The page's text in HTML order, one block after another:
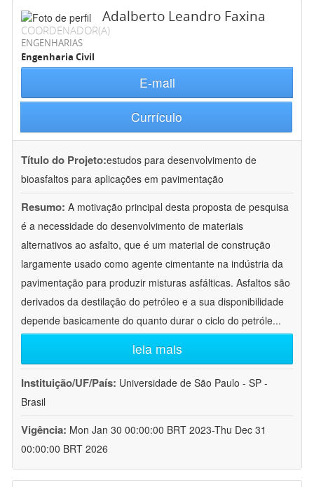
Adalberto Leandro Faxina
COORDENADOR(A)
ENGENHARIAS
Engenharia Civil
E-mail
Currículo
Título do Projeto:estudos para desenvolvimento de
bioasfaltos para aplicações em pavimentação
Resumo: A motivação principal desta proposta de pesquisa
é a necessidade do desenvolvimento de materiais
alternativos ao asfalto, que é um material de construção
largamente usado como agente cimentante na indústria da
pavimentação para produzir misturas asfálticas. Asfaltos são
derivados da destilação do petróleo e a sua disponibilidade
depende basicamente do quanto durar o ciclo do petróle...
leia mais
Instituição/UF/País: Universidade de São Paulo - SP -
Brasil
Vigência: Mon Jan 30 00:00:00 BRT 2023-Thu Dec 31
00:00:00 BRT 2026